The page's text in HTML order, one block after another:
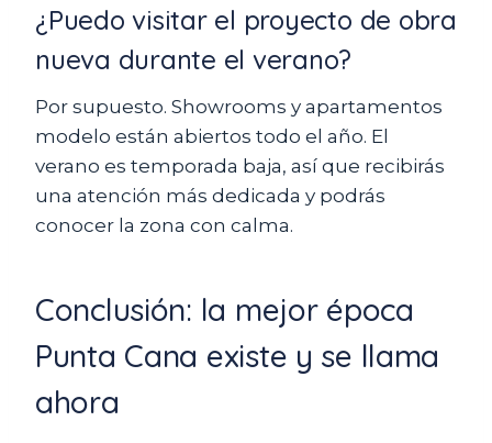
¿Puedo visitar el proyecto de obra
nueva durante el verano?
Por supuesto. Showrooms y apartamentos
modelo están abiertos todo el año. El
verano es temporada baja, así que recibirás
una atención más dedicada y podrás
conocer la zona con calma.
Conclusión: la mejor época
Punta Cana existe y se llama
ahora